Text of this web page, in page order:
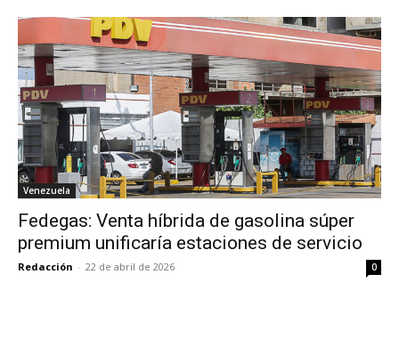
Venezuela
Fedegas: Venta híbrida de gasolina súper
premium unificaría estaciones de servicio
Redacción - 22 de abril de 2026 0